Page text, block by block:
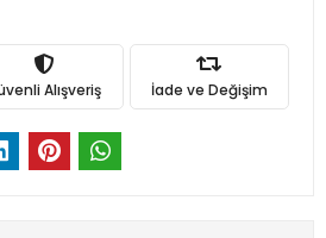
Alışveriş İade ve Değişim